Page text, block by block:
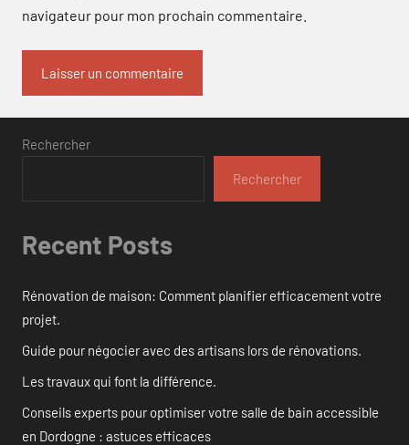
navigateur pour mon prochain commentaire.
Rechercher
Rechercher
Recent Posts
Rénovation de maison: Comment planifier efficacement votre
projet.
Guide pour négocier avec des artisans lors de rénovations.
Les travaux qui font la différence.
Conseils experts pour optimiser votre salle de bain accessible
en Dordogne : astuces efficaces